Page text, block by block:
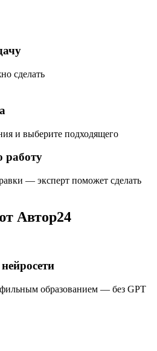
сделать
и выберите подходящего
работу
— эксперт поможет сделать
Автор24
образованием — без GPT